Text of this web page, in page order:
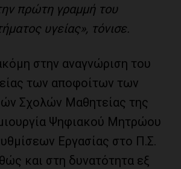
πρώτη γραμμή του
υγείας», τόνισε.
στην αναγνώριση του
των αποφοίτων των
Σχολών Μαθητείας της
Ψηφιακού Μητρώου
Εργασίας στο Π.Σ.
και στη δυνατότητα εξ